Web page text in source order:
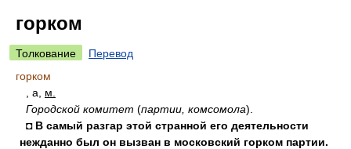
горком
Толкование
Перевод
горком
, а, м.
Городской комитет (партии, комсомола).
◘ В самый разгар этой странной его деятельности
нежданно был он вызван в московский горком партии.